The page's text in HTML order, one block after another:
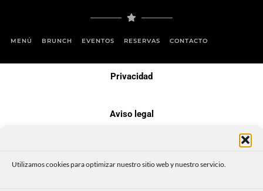
Utilizamos cookies para optimizar nuestro sitio web y nuestro servicio.
MENÚ BRUNCH EVENTOS RESERVAS CONTACTO
Privacidad
Aviso legal